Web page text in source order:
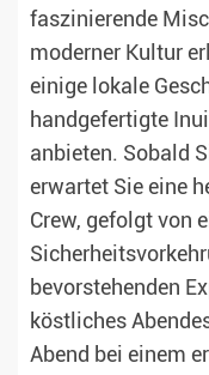
faszinierende
moderner Kultur
einige lokale
handgefertigte
anbieten. Sobald
erwartet Sie eine
Crew, gefolgt von
bevorstehenden
köstliches
Abend bei einem